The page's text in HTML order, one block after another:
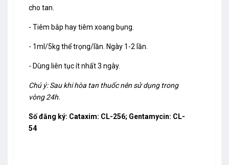
cho tan.
- Tiêm bắp hay tiêm xoang bụng.
- 1ml/5kg thể trọng/lần. Ngày 1-2 lần.
- Dùng liên tục ít nhất 3 ngày.
Chú ý: Sau khi hòa tan thuốc nên sử dụng trong
vòng 24h.
Số đăng ký: Cataxim: CL-256; Gentamycin: CL-
54